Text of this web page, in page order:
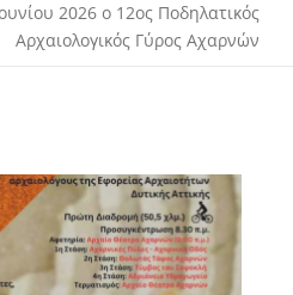
2026 ο 12ος Ποδηλατικός
Αρχαιολογικός Γύρος Αχαρνών